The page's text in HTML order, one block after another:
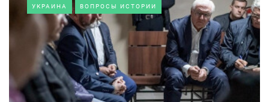
УКРАИНА ВОПРОСЫ ИСТОРИИ